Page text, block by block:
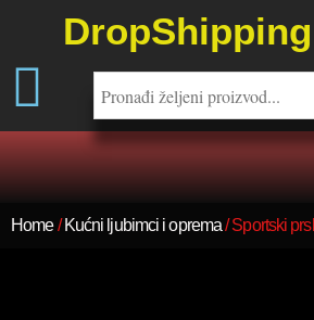
Home/Kućni ljubimci i oprema/ Sportski